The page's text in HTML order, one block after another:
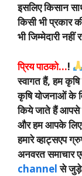
इसलिए किसान
किसी भी प्रकार
भी जिम्मेदारी नहीं
प्रिय पाठको…!
स्वागत हैं, हम कृषि
कृषि योजनाओं के
किये जाते हैं आपसे
और हम आपके लिए
हमारे व्हाट्सएप
अनवरत समाचार
channelसे